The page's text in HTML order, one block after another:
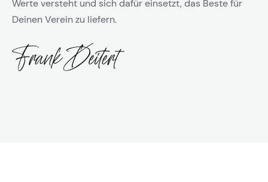
Werte versteht und sich dafür einsetzt, das Beste für
Deinen Verein zu liefern.